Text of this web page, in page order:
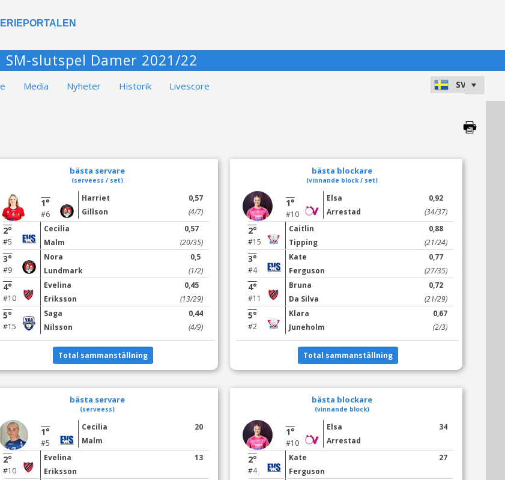
SM-slutspel Damer 2021/22
Media Nyheter Historik Livescore
bästa servare
(serveess / set)
1°
#6
Harriet
Gillson
0,57
(4/7)
2°
#5
Cecilia
Malm
0,57
(20/35)
3°
#9
Nora
Lundmark
0,5
(1/2)
4°
#10
Evelina
Eriksson
0,45
(13/29)
5°
#15
Saga
Nilsson
0,44
(4/9)
Total sammanställning
bästa blockare
(vinnande block / set)
1°
#10
Elsa
Arrestad
0,92
(34/37)
2°
#15
Caitlin
Tipping
0,88
(21/24)
3°
#4
Kate
Ferguson
0,77
(27/35)
4°
#11
Bruna
Da Silva
0,72
(21/29)
5°
#2
Klara
Juneholm
0,67
(2/3)
Total sammanställning
bästa servare
(serveess)
1°
#5
Cecilia
Malm
20
2°
#10
Evelina
Eriksson
13
bästa blockare
(vinnande block)
1°
#10
Elsa
Arrestad
34
2°
#4
Kate
Ferguson
27